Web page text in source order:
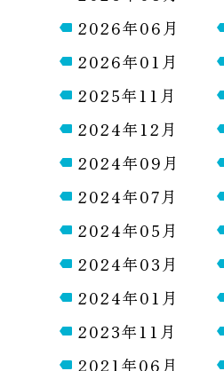
2026年06月
2026年01月
2025年11月
2024年12月
2024年09月
2024年07月
2024年05月
2024年03月
2024年01月
2023年11月
2021年06月